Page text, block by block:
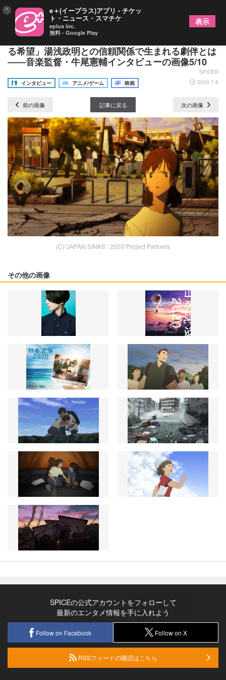
アニメ『日本沈没2020』で描かれている「そこにあ
る希望」湯浅政明との信頼関係で生まれる劇伴とは
――音楽監督・牛尾憲輔インタビューの画像5/10
SPICER
インタビュー
アニメ/ゲーム 映画 2020.7.8
前の画像 記事に戻る 次の画像
(C)“JAPAN SINKS : 2020”Project Partners
その他の画像
SPICEの公式アカウントをフォローして
最新のエンタメ情報を手に入れよう
Follow on Facebook Follow on X
RSSフィードの購読はこちら
× e＋(イープラス)アプリ - チケッ
ト・ニュース・スマチケ
eplus inc.
無料 - Google Play
表示